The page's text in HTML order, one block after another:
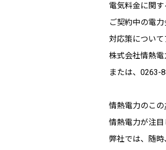
電気料金に関す
ご契約中の電
対応策につい
株式会社情熱
または、0263-
情熱電力のこの
情熱電力が注
弊社では、随